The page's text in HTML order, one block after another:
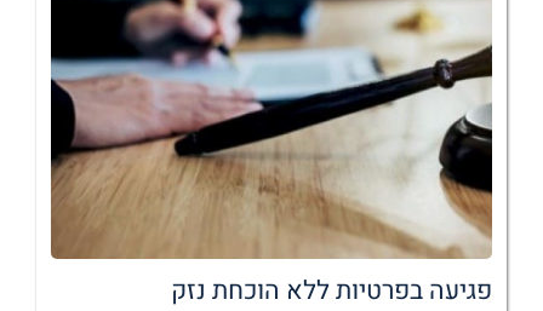
פגיעה בפרטיות ללא הוכחת נזק